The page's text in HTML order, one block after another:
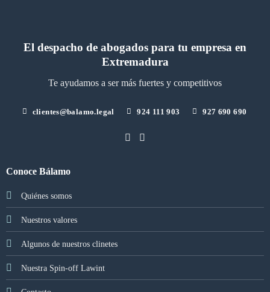
El despacho de abogados para tu empresa en
Extremadura
Te ayudamos a ser más fuertes y competitivos
clientes@balamo.legal 924 111 903 927 690 690
Conoce Bálamo
Quiénes somos
Nuestros valores
Algunos de nuestros clinetes
Nuestra Spin-off Lawint